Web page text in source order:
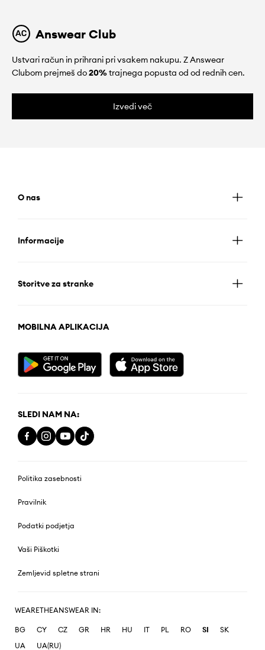
Answear Club
Ustvari račun in prihrani pri vsakem nakupu. Z Answear
Clubom prejmeš do20%trajnega popusta od od rednih cen.
Izvedi več
O nas
Informacije
Storitve za stranke
MOBILNA APLIKACIJA
SLEDI NAM NA:
Politika zasebnosti
Pravilnik
Podatki podjetja
Vaši Piškotki
Zemljevid spletne strani
WEARETHEANSWEAR IN:
BG CY CZ GR HR HU IT PL RO SI
SK
UA
UA(RU)